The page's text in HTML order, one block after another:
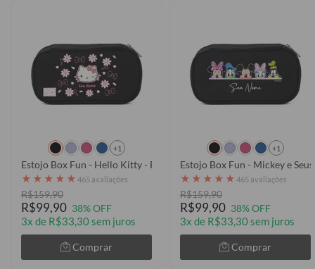
+1
Estojo Box Fun - Hello Kitty - Floral Cute
★ ★ ★ ★ ★ 465 avaliações
R$159,90
R$99,90 38% OFF
3x de R$33,30 sem juros
Comprar
+1
Estojo Box Fun - Mickey e
★ ★ ★ ★ ★ 465 avaliações
R$159,90
R$99,90 38% OFF
3x de R$33,30 sem juros
Comprar